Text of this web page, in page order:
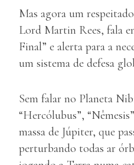
Mas agora um
Lord Martin Rees, fala
Final” e alerta para a
um sistema de defesa
Sem falar no Planeta
“Hercólubus”,
massa de Júpiter, que
perturbando todas ar